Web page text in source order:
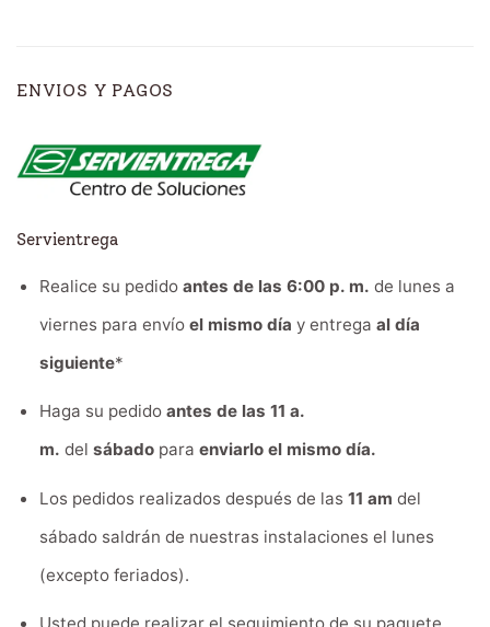
ENVIOS Y PAGOS
Servientrega
Realice su pedido antes de las 6:00 p. m. de lunes a
viernes para envío el mismo día y entrega al día
siguiente*
Haga su pedido antes de las 11 a.
m. del sábadopara enviarlo el mismo día.
Los pedidos realizados después de las 11 am del
sábado saldrán de nuestras instalaciones el lunes
(excepto feriados).